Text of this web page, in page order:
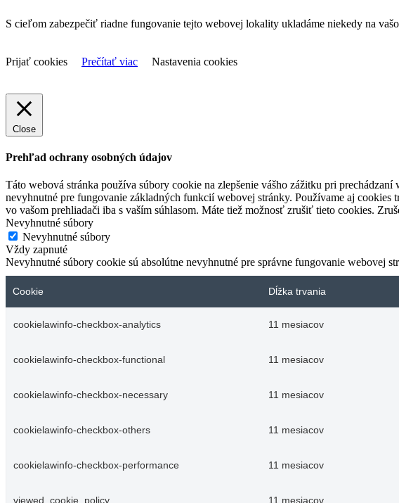
S cieľom zabezpečiť riadne fungovanie tejto webovej lokality ukladáme niekedy na
Prijať cookies Prečítať viac Nastavenia cookies
Close
Prehľad ochrany osobných údajov
Táto webová stránka používa súbory cookie na zlepšenie vášho zážitku pri
nevyhnutné pre fungovanie základných funkcií webovej stránky. Používame aj
vo vašom prehliadači iba s vaším súhlasom. Máte tiež možnosť zrušiť tieto cookies.
Nevyhnutné súbory
Nevyhnutné súbory
Vždy zapnuté
Nevyhnutné súbory cookie sú absolútne nevyhnutné pre správne fungovanie webovej
Cookie Dĺžka trvania
cookielawinfo-checkbox-analytics 11 mesiacov
cookielawinfo-checkbox-functional 11 mesiacov
cookielawinfo-checkbox-necessary 11 mesiacov
cookielawinfo-checkbox-others 11 mesiacov
cookielawinfo-checkbox-performance 11 mesiacov
viewed_cookie_policy 11 mesiacov